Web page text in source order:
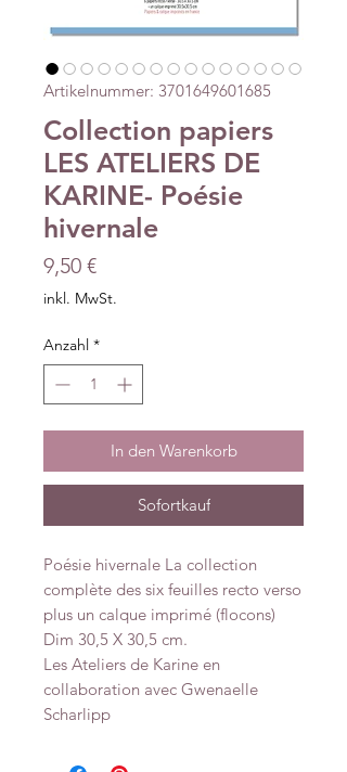
Artikelnummer: 3701649601685
Collection papiers
LES ATELIERS DE
KARINE- Poésie
hivernale
9,50 €Preis
inkl. MwSt.
Anzahl *
In den Warenkorb
Sofortkauf
Poésie hivernale La collection
complète des six feuilles recto verso
plus un calque imprimé (flocons)
Dim 30,5 X 30,5 cm.
Les Ateliers de Karine en
collaboration avec Gwenaelle
Scharlipp